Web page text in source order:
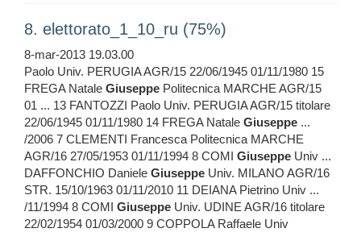
8. elettorato_1_10_ru (75%)
8-mar-2013 19.03.00
Paolo Univ. PERUGIA AGR/15 22/06/1945 01/11/1980 15
FREGA Natale Giuseppe Politecnica MARCHE AGR/15
01 ... 13 FANTOZZI Paolo Univ. PERUGIA AGR/15 titolare
22/06/1945 01/11/1980 14 FREGA Natale Giuseppe ...
/2006 7 CLEMENTI Francesca Politecnica MARCHE
AGR/16 27/05/1953 01/11/1994 8 COMI Giuseppe Univ ...
DAFFONCHIO Daniele Giuseppe Univ. MILANO AGR/16
STR. 15/10/1963 01/11/2010 11 DEIANA Pietrino Univ ...
/11/1994 8 COMI Giuseppe Univ. UDINE AGR/16 titolare
22/02/1954 01/03/2000 9 COPPOLA Raffaele Univ